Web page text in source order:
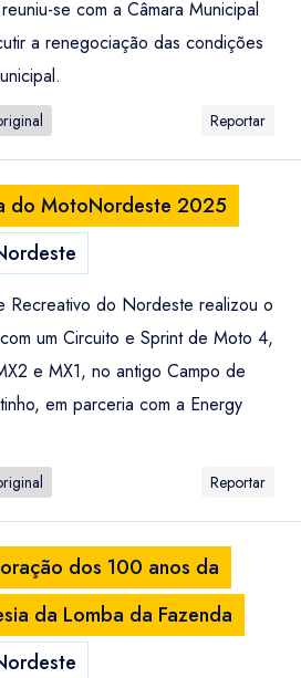
se com a Câmara Municipal
a renegociação das condições
Reportar
do MotoNordeste 2025
Recreativo do Nordeste realizou o
um Circuito e Sprint de Moto 4,
e MX1, no antigo Campo de
em parceria com a Energy
Reportar
dos 100 anos da
da Lomba da Fazenda